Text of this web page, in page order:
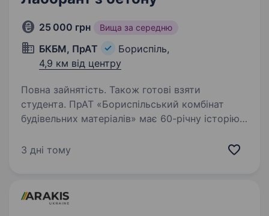
25 000 грн Вища за середню
БКБМ, ПрАТ
Бориспіль,
4,9 км від центру
Повна зайнятість. Також готові взяти
студента. ПрАТ «Бориспільський комбінат
будівельних матеріалів» має 60-річну історію
Наша мета — довгострокова та взаємовигідна
3 дні тому